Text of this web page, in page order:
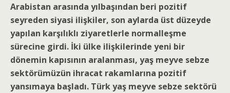
Arabistan arasında yılbaşından beri pozitif
seyreden siyasi ilişkiler, son aylarda üst düzeyde
yapılan karşılıklı ziyaretlerle normalleşme
sürecine girdi. İki ülke ilişkilerinde yeni bir
dönemin kapısının aralanması, yaş meyve sebze
sektörümüzün ihracat rakamlarına pozitif
yansımaya başladı. Türk yaş meyve sebze sektörü